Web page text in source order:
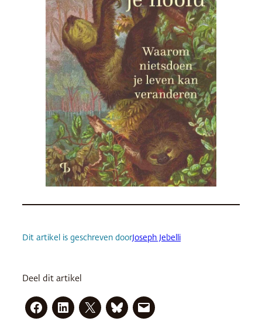
Dit artikel is geschreven doorJoseph Jebelli
Deel dit artikel